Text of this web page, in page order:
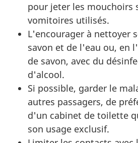
pour jeter les mouchoirs
vomitoires utilisés.
L'encourager à nettoyer
savon et de l'eau ou, en
de savon, avec du
d'alcool.
Si possible, garder le
autres passagers, de
d'un cabinet de toilette
son usage exclusif.